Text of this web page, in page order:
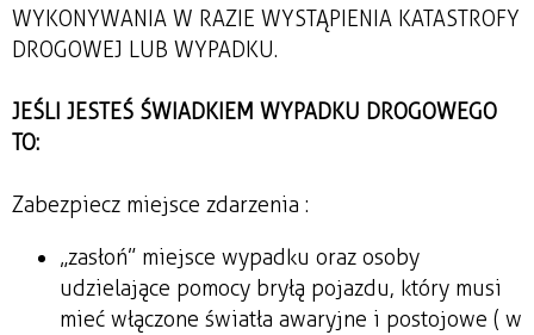
WYKONYWANIA W RAZIE WYSTĄPIENIA KATASTROFY
DROGOWEJ LUB WYPADKU.
JEŚLI JESTEŚ ŚWIADKIEM WYPADKU DROGOWEGO
TO:
Zabezpiecz miejsce zdarzenia :
„zasłoń” miejsce wypadku oraz osoby
udzielające pomocy bryłą pojazdu, który musi
mieć włączone światła awaryjne i postojowe ( w